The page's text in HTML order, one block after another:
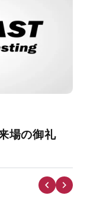
場の御礼